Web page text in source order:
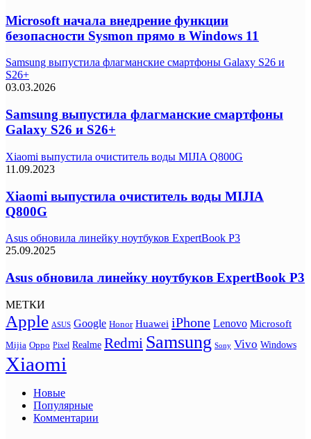
Microsoft начала внедрение функции
безопасности Sysmon прямо в Windows 11
Samsung выпустила флагманские смартфоны Galaxy S26 и
S26+
03.03.2026
Samsung выпустила флагманские смартфоны
Galaxy S26 и S26+
Xiaomi выпустила очиститель воды MIJIA Q800G
11.09.2023
Xiaomi выпустила очиститель воды MIJIA
Q800G
Asus обновила линейку ноутбуков ExpertBook P3
25.09.2025
Asus обновила линейку ноутбуков ExpertBook P3
МЕТКИ
Apple ASUS Google Honor Huawei iPhone Lenovo Microsoft
Mijia Oppo Pixel Realme Redmi Samsung Sony Vivo Windows
Xiaomi
Новые
Популярные
Комментарии